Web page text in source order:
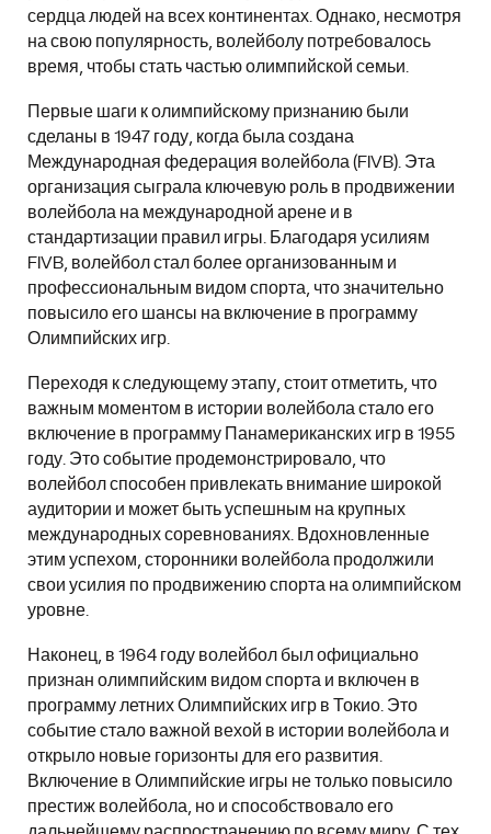
сердца людей на всех континентах. Однако, несмотря
на свою популярность, волейболу потребовалось
время, чтобы стать частью олимпийской семьи.
Первые шаги к олимпийскому признанию были
сделаны в 1947 году, когда была создана
Международная федерация волейбола (FIVB). Эта
организация сыграла ключевую роль в продвижении
волейбола на международной арене и в
стандартизации правил игры. Благодаря усилиям
FIVB, волейбол стал более организованным и
профессиональным видом спорта, что значительно
повысило его шансы на включение в программу
Олимпийских игр.
Переходя к следующему этапу, стоит отметить, что
важным моментом в истории волейбола стало его
включение в программу Панамериканских игр в 1955
году. Это событие продемонстрировало, что
волейбол способен привлекать внимание широкой
аудитории и может быть успешным на крупных
международных соревнованиях. Вдохновленные
этим успехом, сторонники волейбола продолжили
свои усилия по продвижению спорта на олимпийском
уровне.
Наконец, в 1964 году волейбол был официально
признан олимпийским видом спорта и включен в
программу летних Олимпийских игр в Токио. Это
событие стало важной вехой в истории волейбола и
открыло новые горизонты для его развития.
Включение в Олимпийские игры не только повысило
престиж волейбола, но и способствовало его